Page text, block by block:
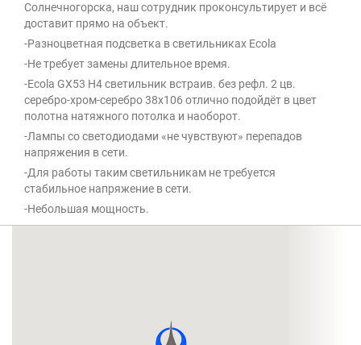
Солнечногорска, наш сотрудник проконсультирует и всё
доставит прямо на объект.
-Разноцветная подсветка в светильниках Ecola
-Не требует замены длительное время.
-Ecola GX53 H4 светильник встраив. без рефл. 2 цв.
серебро-хром-серебро 38х106 отлично подойдёт в цвет
полотна натяжного потолка и наоборот.
-Лампы со светодиодами «не чувствуют» перепадов
напряжения в сети.
-Для работы таким светильникам не требуется
стабильное напряжение в сети.
-Небольшая мощность.